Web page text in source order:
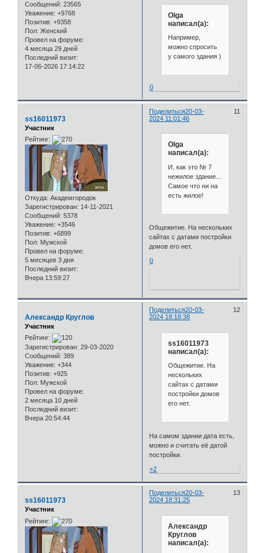
Сообщений: 23565
Уважение: +9768
Позитив: +9358
Пол: Женский
Провел на форуме:
4 месяца 29 дней
Последний визит:
17-06-2026 17:14:22
Olga
написал(а):
Например,
можно спросить
у самого здания )
0
Поделиться 11
20-03-
2024 11:01:46
ss16011973
Участник
Рейтинг:
Откуда: Академгородок
Зарегистрирован: 14-11-2021
Сообщений: 5378
Уважение: +3546
Позитив: +6899
Пол: Мужской
Провел на форуме:
5 месяцев 3 дня
Последний визит:
Вчера 13:59:27
Olga
написал(а):
И, как это № 7
нежилое здание...
Самое что ни на
есть жилое!
Общежитие. На нескольких
сайтах с датами постройки
домов его нет.
0
Поделиться 12
20-03-
2024 18:18:38
Александр Круглов
Участник
Рейтинг:
Зарегистрирован: 29-03-2020
Сообщений: 389
Уважение: +344
Позитив: +925
Пол: Мужской
Провел на форуме:
2 месяца 10 дней
Последний визит:
Вчера 20:54:44
ss16011973
написал(а):
Общежитие. На
нескольких
сайтах с датами
постройки домов
его нет.
На самом здании дата есть,
можно и считать её датой
постройки.
+2
Поделиться 13
20-03-
2024 18:31:25
ss16011973
Участник
Рейтинг:
Александр
Круглов
написал(а):